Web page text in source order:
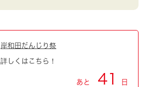
岸和田だんじり祭
詳しくはこちら！
あと 41 日